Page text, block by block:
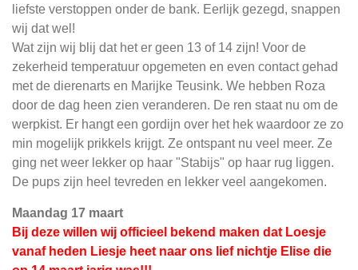
liefste verstoppen onder de bank. Eerlijk gezegd, snappen
wij dat wel!
Wat zijn wij blij dat het er geen 13 of 14 zijn! Voor de
zekerheid temperatuur opgemeten en even contact gehad
met de dierenarts en Marijke Teusink. We hebben Roza
door de dag heen zien veranderen. De ren staat nu om de
werpkist. Er hangt een gordijn over het hek waardoor ze zo
min mogelijk prikkels krijgt. Ze ontspant nu veel meer. Ze
ging net weer lekker op haar "Stabijs" op haar rug liggen.
De pups zijn heel tevreden en lekker veel aangekomen.
Maandag 17 maart
Bij deze willen wij officieel bekend maken dat Loesje
vanaf heden Liesje heet naar ons lief nichtje Elise die